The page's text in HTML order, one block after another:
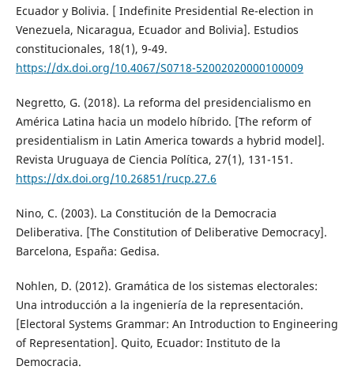
Ecuador y Bolivia. [ Indefinite Presidential Re-election in
Venezuela, Nicaragua, Ecuador and Bolivia]. Estudios
constitucionales, 18(1), 9-49.
https://dx.doi.org/10.4067/S0718-52002020000100009
Negretto, G. (2018). La reforma del presidencialismo en
América Latina hacia un modelo híbrido. [The reform of
presidentialism in Latin America towards a hybrid model].
Revista Uruguaya de Ciencia Política, 27(1), 131-151.
https://dx.doi.org/10.26851/rucp.27.6
Nino, C. (2003). La Constitución de la Democracia
Deliberativa. [The Constitution of Deliberative Democracy].
Barcelona, España: Gedisa.
Nohlen, D. (2012). Gramática de los sistemas electorales:
Una introducción a la ingeniería de la representación.
[Electoral Systems Grammar: An Introduction to Engineering
of Representation]. Quito, Ecuador: Instituto de la
Democracia.